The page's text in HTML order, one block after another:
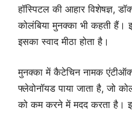
हॉस्पिटल की आहार विशेषज्ञ,
कोलंबिया मुनक्का भी कहती हैं।
इसका स्वाद मीठा होता है।
मुनक्का में कैटेचिन नामक
फ्लेवोनॉयड पाया जाता है, जो
को कम करने में मदद करता है।